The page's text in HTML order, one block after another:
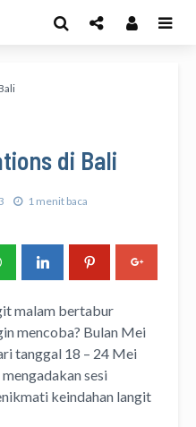
di Bali
1 menit baca
malam bertabur
mencoba? Bulan Mei
tanggal 18 – 24 Mei
sesi
keindahan langit